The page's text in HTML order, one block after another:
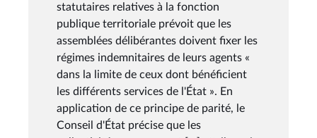
statutaires relatives à la fonction
publique territoriale prévoit que les
assemblées délibérantes doivent fixer les
régimes indemnitaires de leurs agents «
dans la limite de ceux dont bénéficient
les différents services de l'État ». En
application de ce principe de parité, le
Conseil d'État précise que les